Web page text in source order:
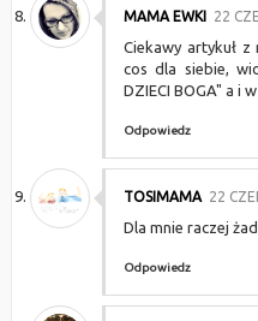
MAMA EWKI 22
Ciekawy artykuł z
cos dla siebie,
DZIECI BOGA" a i
Odpowiedz
TOSIMAMA 22
Dla mnie raczej
Odpowiedz